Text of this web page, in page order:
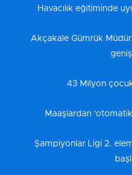
Havacılık eğitiminde
Akçakale Gümrük
43 Milyon
Maaşlardan
Şampiyonlar Ligi 2.